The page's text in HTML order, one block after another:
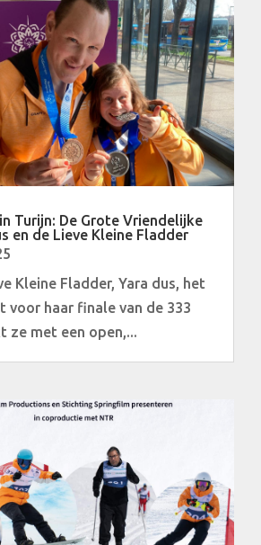
Turijn: De Grote Vriendelijke
en de Lieve Kleine Fladder
Kleine Fladder, Yara dus, het
voor haar finale van de 333
ze met een open,...